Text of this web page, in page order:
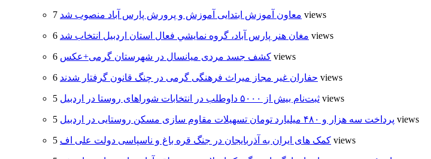
معاون آموزش ابتدایی آموزش و پرورش پارس آباد منصوب شد 7 views
مغان هنر پارس آباد، گروه نمايشي فعال استان اردبيل انتخاب شد 6 views
کشف جسد مردی میانسال در شهرستان گرمی+عکس 6 views
حفاران غیر مجاز میراث فرهنگی گرمی در چنگ قانون گرفتار شدند 6 views
ثبت‌نام بیش از ۵۰۰۰ داوطلب در انتخابات شوراهای روستا در اردبیل 5 views
پرداخت سه هزار و ۴۸۰ میلیارد تومان تسهیلات مقاوم سازی مسکن روستایی در اردبیل 5 views
کمک های ایران به آذربایجان در جنگ قره باغ و ناسپاسی دولت علی اف 5 views